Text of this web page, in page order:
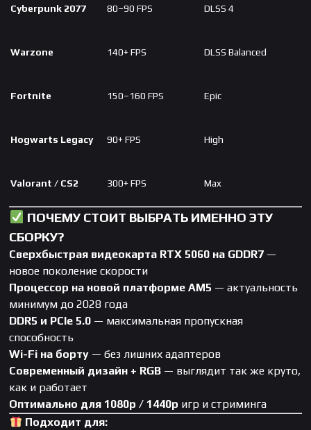
Cyberpunk 2077 80–90 FPS DLSS 4
Warzone 140+ FPS DLSS Balanced
Fortnite 150–160 FPS Epic
Hogwarts Legacy 90+ FPS High
Valorant / CS2 300+ FPS Max
ПОЧЕМУ СТОИТ ВЫБРАТЬ ИМЕННО ЭТУ
СБОРКУ?
Сверхбыстрая видеокарта RTX 5060 на GDDR7 —
новое поколение скорости
Процессор на новой платформе AM5 — актуальность
минимум до 2028 года
DDR5 и PCIe 5.0 — максимальная пропускная
способность
Wi-Fi на борту — без лишних адаптеров
Современный дизайн + RGB — выглядит так же круто,
как и работает
Оптимально для 1080p / 1440p игр и стриминга
Подходит для: